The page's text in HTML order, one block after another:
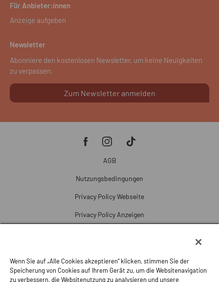
Für Anbieter:innen
Anzeige aufgeben
Newsletter
Abonniere den kostenlosen Newsletter, um keine Neuigkeiten
zu verpassen.
Zum Newsletter anmelden
AGB
Nutzungsbedingungen
Privacy Policy Webseite
Privacy Policy Anzeigen
Beschwerde
Wenn Sie auf „Alle Cookies akzeptieren“ klicken, stimmen Sie der
Speicherung von Cookies auf Ihrem Gerät zu, um die Websitenavigation
zu verbessern, die Websitenutzung zu analysieren und unsere